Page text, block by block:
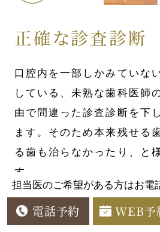
正確な診査診断
口腔内を一部しかみていな
している、未熟な歯科医師
由で間違った診査診断を下
ます。そのため本来残せる
る歯も治らなかったり、と
す。
担当医のご希望がある方はお電
電話予約 WEB予